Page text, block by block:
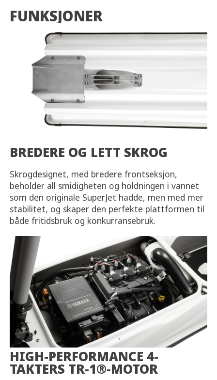
FUNKSJONER
BREDERE OG LETT SKROG
Skrogdesignet, med bredere frontseksjon,
beholder all smidigheten og holdningen i vannet
som den originale SuperJet hadde, men med mer
stabilitet, og skaper den perfekte plattformen til
både fritidsbruk og konkurransebruk.
HIGH-PERFORMANCE 4-
TAKTERS TR-1®-MOTOR